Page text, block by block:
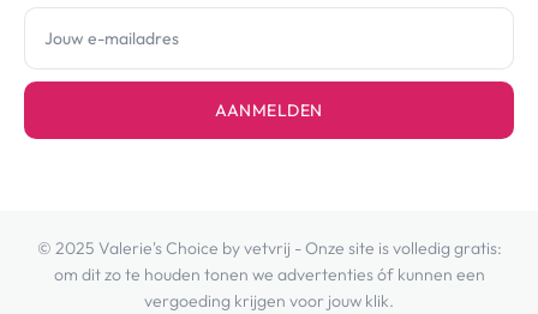
AANMELDEN
© 2025 Valerie's Choice by vetvrij - Onze site is volledig gratis:
om dit zo te houden tonen we advertenties óf kunnen een
vergoeding krijgen voor jouw klik.